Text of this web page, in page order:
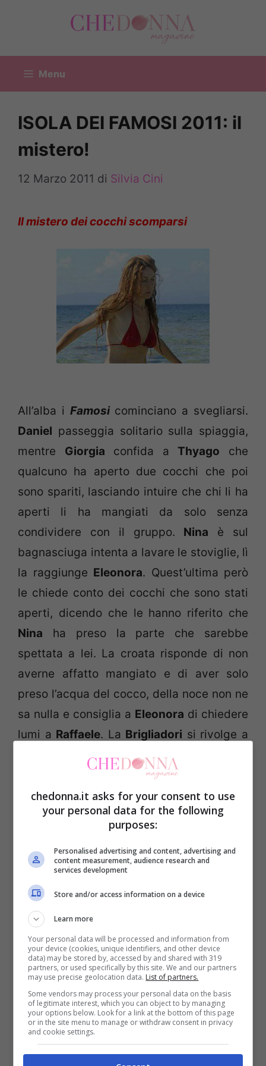
Menu
ISOLA DEI FAMOSI 2011: il
mistero!
12 Marzo 2011 di Silvia Cini
Il mistero dei cocchi scomparsi
All’alba i Famosicominciano a svegliarsi.
Daniel passeggia solitario sulla spiaggia,
mentre Giorgia confida aThyago che
qualcuno ha aperto due cocchi che poi
sono spariti, lasciando intuire che chi li ha
aperti li ha mangiati da solo senza
condividere con il gruppo. Nina è sul
bagnasciuga intenta a lavare le stoviglie, lì
la raggiunge Eleonora. Quest’ultima però
le chiede conto dei cocchi che sono stati
aperti, dicendo che le hanno riferito che
Nina ha preso la parte che sarebbe
spettata a lei. La croata risponde di non
averne affatto mangiato e di aver solo
preso l’acqua del cocco, della noce non ne
sa nulla e consiglia a Eleonora di chiedere
lumi a Raffaele. La Brigliadori si rivolge a
Raffaellafacendo loro la
medesima domanda fatta in precedenza a
Nina. Le due rispondono che il cocco non
lo hanno nemmeno visto e confermano che
ad aprirlo sia stato
conosce qualche dettaglio in più e spiega
EleonoracheRaffaele Paganini
aperto un primo cocco, il quale però non
conteneva nulla, poi un secondo che ha
dato aNinaper fare il caffè. Aggiunge poi
che, nel caso esista un terzo cocco, né lei
néRaffaella lo hanno visto. Mentre
prepara l’attrezzatura per la pesca,
Thyagoracconta aMagdacheMcVicarha
perso ben due lenze le sera precedente.
Secondo il brasiliano è difficile pescare
chedonna.it asks for your consent to use
your personal data for the following
purposes:
Personalised advertising and content, advertising and
content measurement, audience research and
services development
Store and/or access information on a device
Learn more
Your personal data will be processed and information from
your device (cookies, unique identifiers, and other device
data) may be stored by, accessed by and shared with 319
partners, or used specifically by this site. We and our partners
may use precise geolocation data. List of partners.
Some vendors may process your personal data on the basis
of legitimate interest, which you can object to by managing
your options below. Look for a link at the bottom of this page
or in the site menu to manage or withdraw consent in privacy
and cookie settings.